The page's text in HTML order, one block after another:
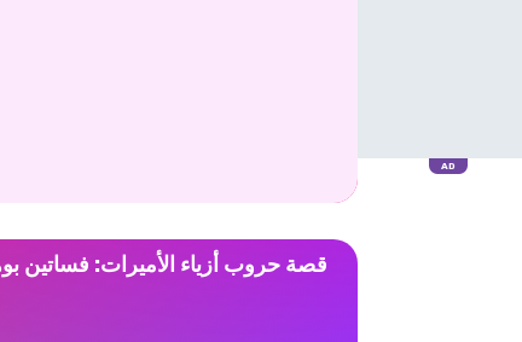
قصة حروب أزياء الأميرات: فساتين